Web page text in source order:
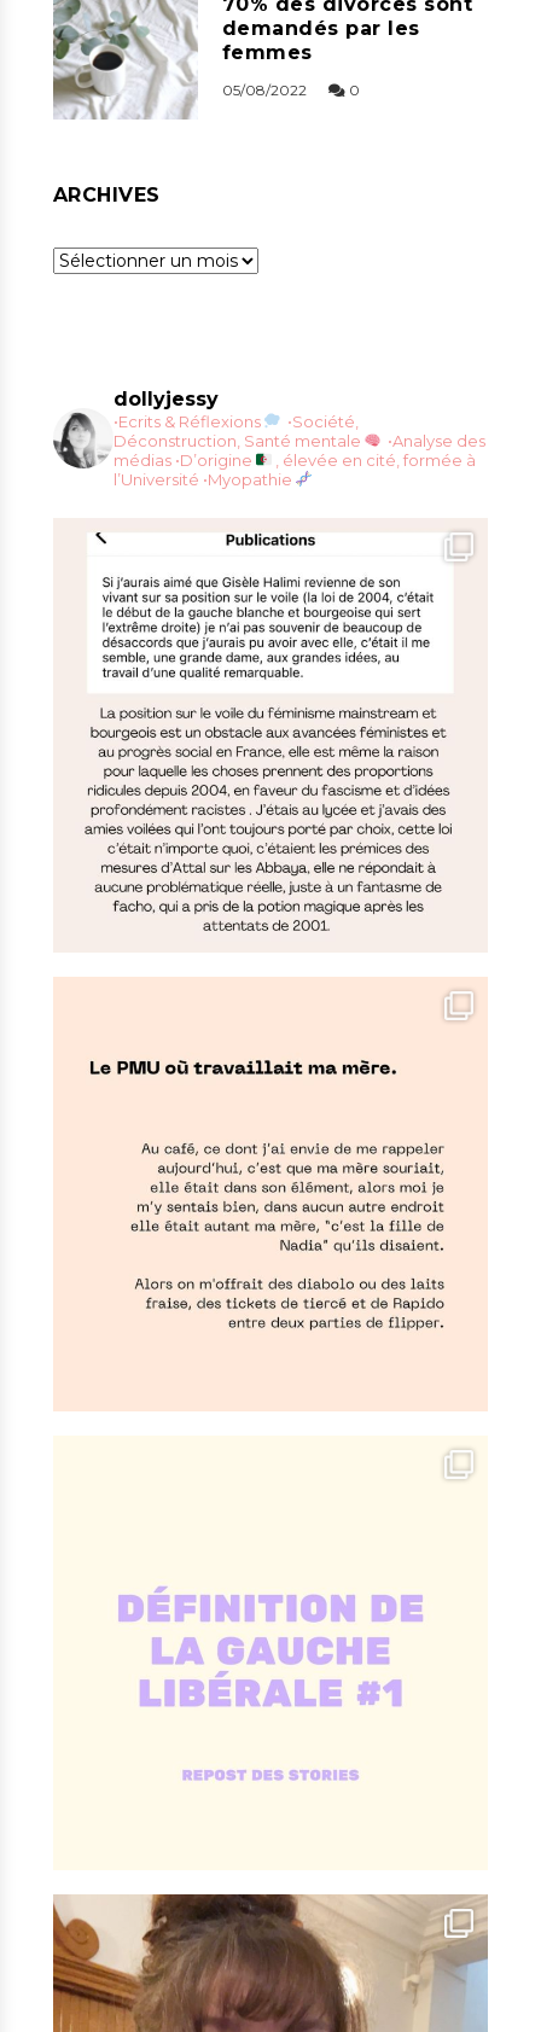
demandés par les
femmes
05/08/2022 0
ARCHIVES
Archives
dollyjessy
•Ecrits & Réflexions
•Société,
Déconstruction, Santé mentale
•Analyse des
médias •D’origine
, élevée en cité, formée à
l’Université •Myopathie